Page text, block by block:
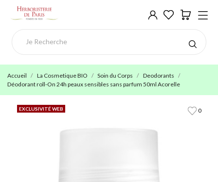
Accueil La Cosmetique BIO Soin du Corps
Deodorants
Déodorant roll-On 24h peaux sensibles sans parfum 50ml Acorelle
0
EXCLUSIVITÉ WEB